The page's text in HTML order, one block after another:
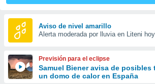
y
forma
digital
basada
Aviso de nivel amarillo
Alerta moderada por lluvia en Liteni hoy
Previsión para el eclipse
Samuel Biener avisa de posibles
un domo de calor en España